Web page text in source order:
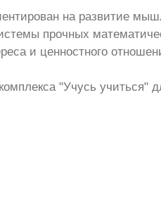
на развитие
прочных
и ценностного
"Учусь